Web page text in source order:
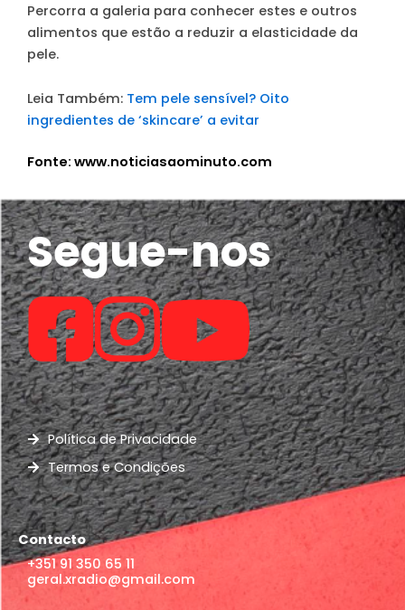
Percorra a galeria para conhecer estes e outros
alimentos que estão a reduzir a elasticidade da
pele.
Leia Também: Tem pele sensível? Oito
ingredientes de ‘skincare’ a evitar
Fonte: www.noticiasaominuto.com
Segue-nos
Política de Privacidade
Termos e Condições
Contacto
+351 91 350 65 11
geral.xradio@gmail.com